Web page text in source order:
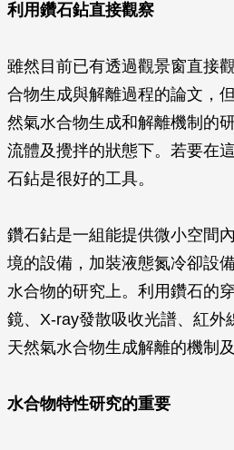
利用鑽石鉆直接觀察
雖然目前已有透過觀景窗直接
合物生成與解離過程的論文，
然氣水合物生成和解離機制的
流體及攪拌的狀態下。若要在
石鉆是很好的工具。
鑽石鉆是一組能提供微小空間
境的設備，加裝液態氮冷卻設
水合物的研究上。利用鑽石的
鏡、X-ray發散吸收光譜、紅外
天然氣水合物生成解離的機制
水合物特性研究的重要